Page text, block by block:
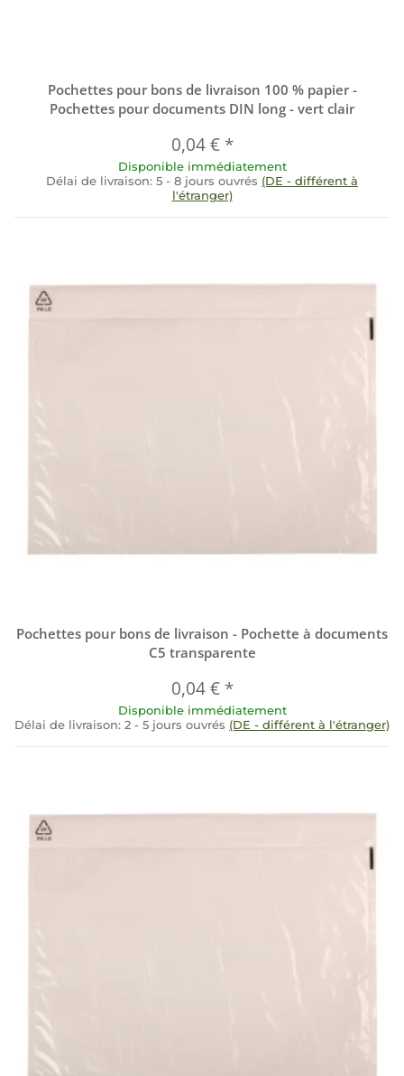
Pochettes pour bons de livraison 100 % papier -
Pochettes pour documents DIN long - vert clair
0,04 € *
Disponible immédiatement
Délai de livraison: 5 - 8 jours ouvrés (DE - différent à
l'étranger)
Pochettes pour bons de livraison - Pochette à documents
C5 transparente
0,04 € *
Disponible immédiatement
Délai de livraison: 2 - 5 jours ouvrés (DE - différent à l'étranger)